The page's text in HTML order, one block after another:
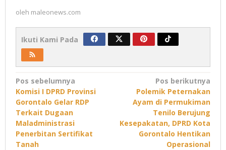
oleh maleonews.com
Ikuti Kami Pada
Navigasi
pos
Pos sebelumnya
Komisi I DPRD Provinsi
Gorontalo Gelar RDP
Terkait Dugaan
Maladministrasi
Penerbitan Sertifikat
Tanah
Pos berikutnya
Polemik Peternakan
Ayam di Permukiman
Tenilo Berujung
Kesepakatan, DPRD Kota
Gorontalo Hentikan
Operasional